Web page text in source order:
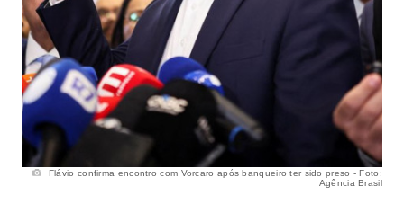
Flávio confirma encontro com Vorcaro após banqueiro ter sido preso - Foto:
Agência Brasil